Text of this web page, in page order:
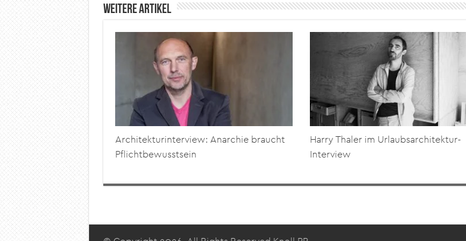
Weitere Artikel
Architekturinterview: Anarchie braucht
Pflichtbewusstsein
Harry Thaler im Urlaubsarchitektur-
Interview